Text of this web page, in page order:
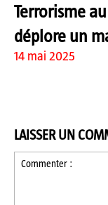
Terrorisme
déplore un
14 mai 2025
LAISSER UN